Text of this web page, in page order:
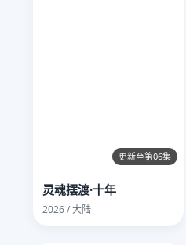
更新至第06集
灵魂摆渡·十年
2026 / 大陆